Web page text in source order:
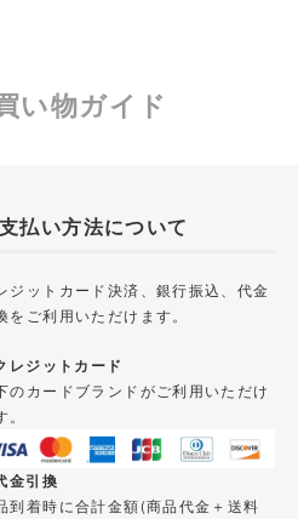
い物ガイド
払い方法について
ジットカード決済、銀行振込、代金
をご利用いただけます。
レジットカード
のカードブランドがご利用いただけ
。
金引換
到着時に合計金額(商品代金＋送料